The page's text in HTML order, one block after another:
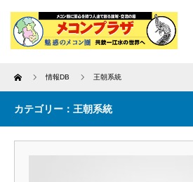
Home 情報DB 王朝系統
カテゴリー：王朝系統